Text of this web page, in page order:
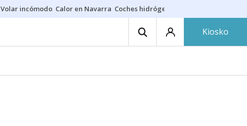
Volar incómodo Calor en Navarra Coches hidrógeno
Kiosko